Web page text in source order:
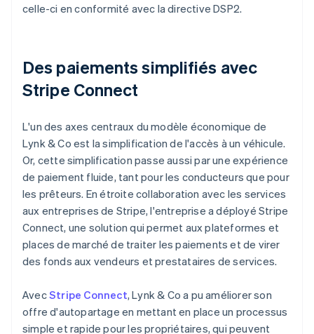
celle-ci en conformité avec la directive DSP2.
Des paiements simplifiés avec
Stripe Connect
L'un des axes centraux du modèle économique de
Lynk & Co est la simplification de l'accès à un véhicule.
Or, cette simplification passe aussi par une expérience
de paiement fluide, tant pour les conducteurs que pour
les prêteurs. En étroite collaboration avec les services
aux entreprises de Stripe, l'entreprise a déployé Stripe
Connect, une solution qui permet aux plateformes et
places de marché de traiter les paiements et de virer
des fonds aux vendeurs et prestataires de services.
AvecStripe Connect, Lynk & Co a pu améliorer son
offre d'autopartage en mettant en place un processus
simple et rapide pour les propriétaires, qui peuvent